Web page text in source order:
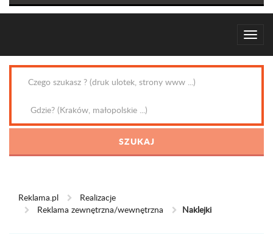
Reklama.pl
Realizacje
Reklama zewnętrzna/wewnętrzna
Naklejki